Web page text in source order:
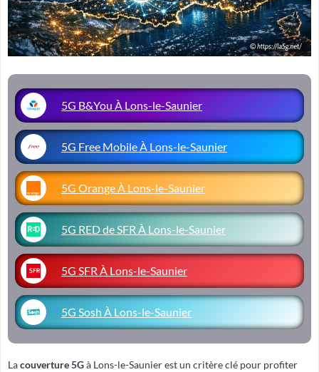
5G B&You À Lons-le-Saunier
5G Free Mobile À Lons-le-Saunier
5G Orange À Lons-le-Saunier
5G RED de SFR À Lons-le-Saunier
5G SFR À Lons-le-Saunier
5G Sosh À Lons-le-Saunier
Lacouverture 5Gà Lons-le-Saunier est un critère clé pour profiter